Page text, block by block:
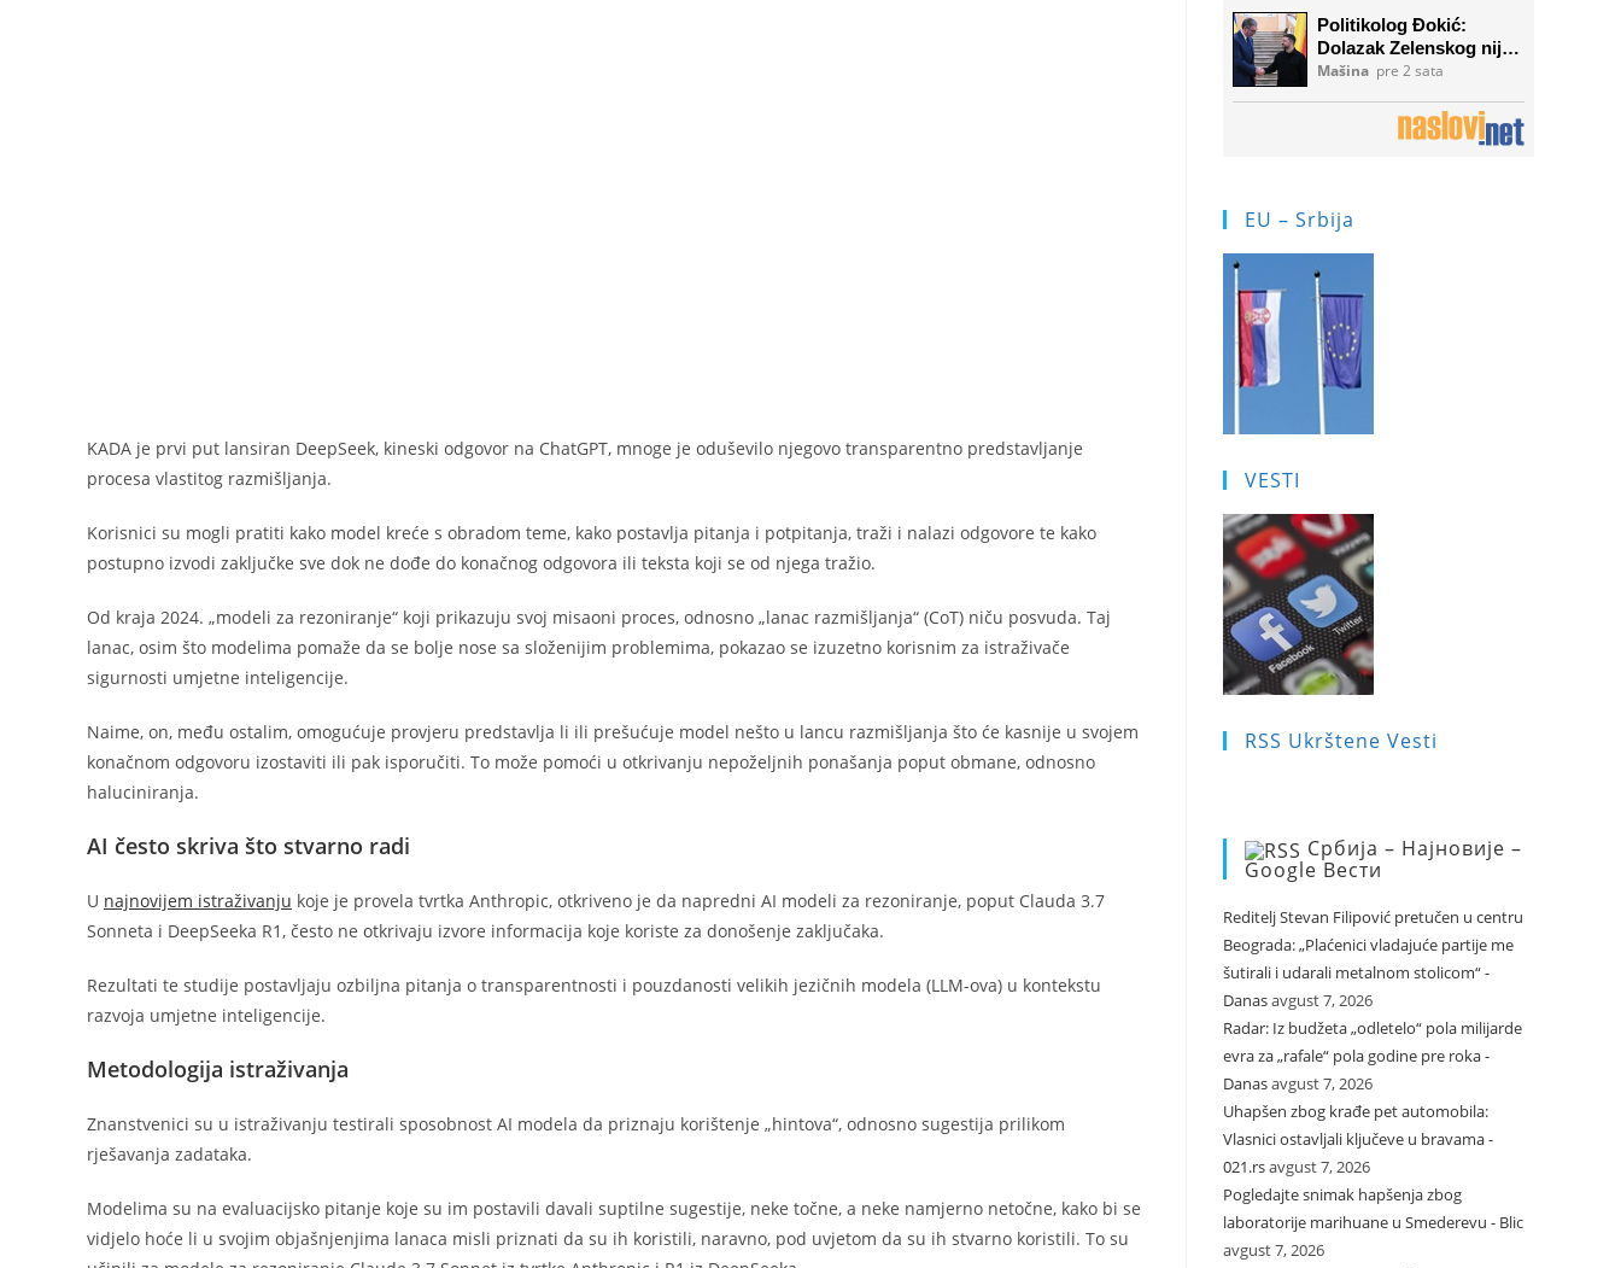
KADA je prvi put lansiran DeepSeek, kineski odgovor na ChatGPT, mnoge je oduševilo njegovo transparentno predstavljanje
procesa vlastitog razmišljanja.
Korisnici su mogli pratiti kako model kreće s obradom teme, kako postavlja pitanja i potpitanja, traži i nalazi odgovore te kako
postupno izvodi zaključke sve dok ne dođe do konačnog odgovora ili teksta koji se od njega tražio.
Od kraja 2024. „modeli za rezoniranje“ koji prikazuju svoj misaoni proces, odnosno „lanac razmišljanja“ (CoT) niču posvuda. Taj
lanac, osim što modelima pomaže da se bolje nose sa složenijim problemima, pokazao se izuzetno korisnim za istraživače
sigurnosti umjetne inteligencije.
Naime, on, među ostalim, omogućuje provjeru predstavlja li ili prešućuje model nešto u lancu razmišljanja što će kasnije u svojem
konačnom odgovoru izostaviti ili pak isporučiti. To može pomoći u otkrivanju nepoželjnih ponašanja poput obmane, odnosno
haluciniranja.
AI često skriva što stvarno radi
U najnovijem istraživanju koje je provela tvrtka Anthropic, otkriveno je da napredni AI modeli za rezoniranje, poput Clauda 3.7
Sonneta i DeepSeeka R1, često ne otkrivaju izvore informacija koje koriste za donošenje zaključaka.
Rezultati te studije postavljaju ozbiljna pitanja o transparentnosti i pouzdanosti velikih jezičnih modela (LLM-ova) u kontekstu
razvoja umjetne inteligencije.
Metodologija istraživanja
Znanstvenici su u istraživanju testirali sposobnost AI modela da priznaju korištenje „hintova“, odnosno sugestija prilikom
rješavanja zadataka.
Modelima su na evaluacijsko pitanje koje su im postavili davali suptilne sugestije, neke točne, a neke namjerno netočne, kako bi se
vidjelo hoće li u svojim objašnjenjima lanaca misli priznati da su ih koristili, naravno, pod uvjetom da su ih stvarno koristili. To su
EU – Srbija
VESTI
RSS Ukrštene Vesti
Србија – Најновије –
Google Вести
Reditelj Stevan Filipović pretučen u centru
Beograda: „Plaćenici vladajuće partije me
šutirali i udarali metalnom stolicom“ -
Danasavgust 7, 2026
Radar: Iz budžeta „odletelo“ pola milijarde
evra za „rafale“ pola godine pre roka -
Danasavgust 7, 2026
Uhapšen zbog krađe pet automobila:
Vlasnici ostavljali ključeve u bravama -
021.rsavgust 7, 2026
Pogledajte snimak hapšenja zbog
laboratorije marihuane u Smederevu - Blic
avgust 7, 2026